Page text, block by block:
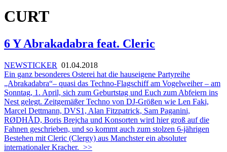
CURT
6 Y Abrakadabra feat. Cleric
NEWSTICKER 01.04.2018
Ein ganz besonderes Osterei hat die hauseigene Partyreihe
„Abrakadabra“– quasi das Techno-Flagschiff am Vogelweiher – am
Sonntag, 1. April, sich zum Geburtstag und Euch zum Abfeiern ins
Nest gelegt. Zeitgemäßer Techno von DJ-Größen wie Len Faki,
Marcel Dettmann, DVS1, Alan Fitzpatrick, Sam Paganini,
RØDHÅD, Boris Brejcha und Konsorten wird hier groß auf die
Fahnen geschrieben, und so kommt auch zum stolzen 6-jährigen
Bestehen mit Cleric (Clergy) aus Manchster ein absoluter
internationaler Kracher. >>